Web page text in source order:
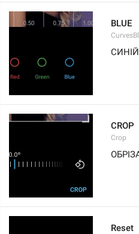
BLUE
СИНІЙ
CROP
Crop
Reset